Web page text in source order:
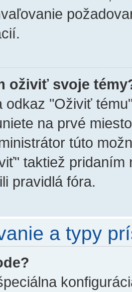
oživiť svoje
odkaz "Oživiť
na prvé
túto
taktiež
pravidlá fóra.
a typy